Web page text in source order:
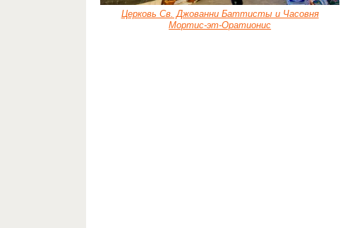
Церковь Св. Джованни Баттисты и Часовня
Мортис-эт-Оратионис